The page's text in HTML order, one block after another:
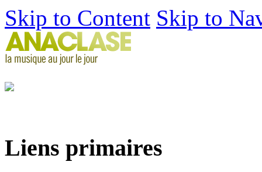
Skip to Content Skip to
Liens primaires